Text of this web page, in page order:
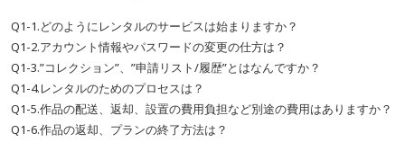
Q1-1.どのようにレンタルのサービスは始まりますか？
Q1-2.アカウント情報やパスワードの変更の仕方は？
Q1-3.”コレクション”、”申請リスト/履歴”とはなんですか？
Q1-4.レンタルのためのプロセスは？
Q1-5.作品の配送、返却、設置の費用負担など別途の費用はありますか？
Q1-6.作品の返却、プランの終了方法は？